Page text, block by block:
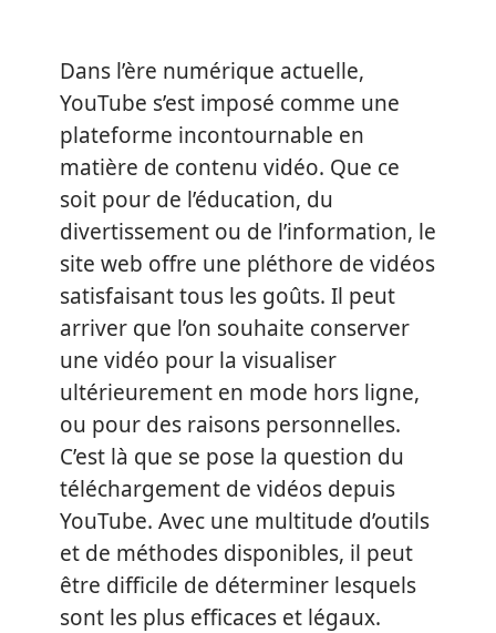
Dans l’ère numérique actuelle,
YouTube s’est imposé comme une
plateforme incontournable en
matière de contenu vidéo. Que ce
soit pour de l’éducation, du
divertissement ou de l’information, le
site web offre une pléthore de vidéos
satisfaisant tous les goûts. Il peut
arriver que l’on souhaite conserver
une vidéo pour la visualiser
ultérieurement en mode hors ligne,
ou pour des raisons personnelles.
C’est là que se pose la question du
téléchargement de vidéos depuis
YouTube. Avec une multitude d’outils
et de méthodes disponibles, il peut
être difficile de déterminer lesquels
sont les plus efficaces et légaux.